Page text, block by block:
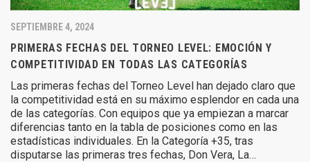
SEPTIEMBRE 4, 2024
PRIMERAS FECHAS DEL TORNEO LEVEL: EMOCIÓN Y
COMPETITIVIDAD EN TODAS LAS CATEGORÍAS
Las primeras fechas del Torneo Level han dejado claro que
la competitividad está en su máximo esplendor en cada una
de las categorías. Con equipos que ya empiezan a marcar
diferencias tanto en la tabla de posiciones como en las
estadísticas individuales. En la Categoría +35, tras
disputarse las primeras tres fechas, Don Vera, La…